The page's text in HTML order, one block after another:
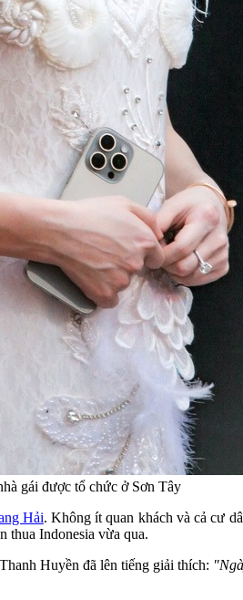
gái được tổ chức ở Sơn Tây
Hải. Không ít quan khách và cả cư
thua Indonesia vừa qua.
Huyền đã lên tiếng giải thích: